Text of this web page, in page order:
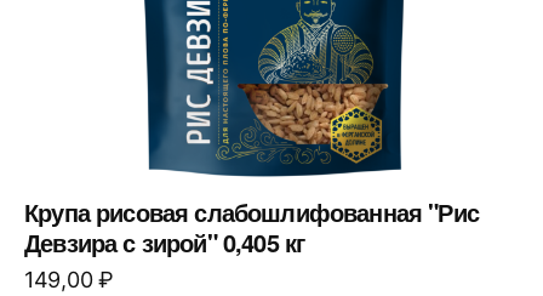
Крупа рисовая слабошлифованная "Рис
Девзира с зирой" 0,405 кг
149,00₽